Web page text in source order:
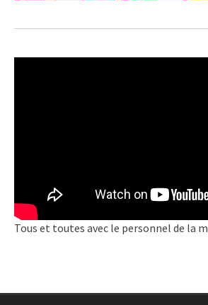
Tous et toutes avec le personnel de la